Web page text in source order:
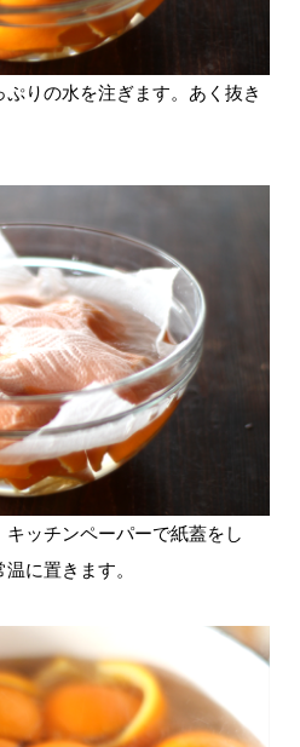
りの水を注ぎます。あく抜き
ッチンペーパーで紙蓋をし
に置きます。